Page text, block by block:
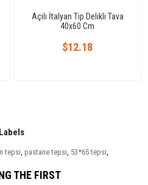
Açılı İtalyan Tip Delikli Tava
40x60 Cm
$12.18
Labels
tepsi pastane tepsi 53*65 tepsi
THE FIRST